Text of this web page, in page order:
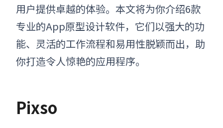
用户提供卓越的体验。本文将为你介绍6款
专业的App原型设计软件，它们以强大的功
能、灵活的工作流程和易用性脱颖而出，助
你打造令人惊艳的应用程序。
Pixso